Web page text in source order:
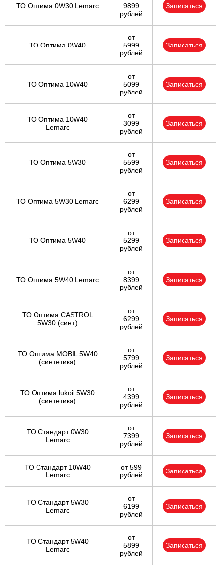
ТО Оптима 0W30 Lemarc
9899
рублей
Записаться
ТО Оптима 0W40
от
5999
рублей
Записаться
ТО Оптима 10W40
от
5099
рублей
Записаться
ТО Оптима 10W40
Lemarc
от
3099
рублей
Записаться
ТО Оптима 5W30
от
5599
рублей
Записаться
ТО Оптима 5W30 Lemarc
от
6299
рублей
Записаться
ТО Оптима 5W40
от
5299
рублей
Записаться
ТО Оптима 5W40 Lemarc
от
8399
рублей
Записаться
ТО Оптима CASTROL
5W30 (синт.)
от
6299
рублей
Записаться
ТО Оптима MOBIL 5W40
(синтетика)
от
5799
рублей
Записаться
ТО Оптима lukoil 5W30
(синтетика)
от
4399
рублей
Записаться
ТО Стандарт 0W30
Lemarc
от
7399
рублей
Записаться
ТО Стандарт 10W40
Lemarc
от 599
рублей
Записаться
ТО Стандарт 5W30
Lemarc
от
6199
рублей
Записаться
ТО Стандарт 5W40
Lemarc
от
5899
рублей
Записаться